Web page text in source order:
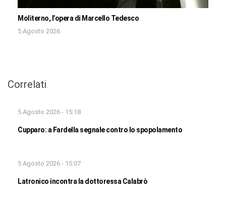
Moliterno, l’opera di Marcello Tedesco
5 Agosto 2026
Correlati
5 Agosto 2026 - 15:18
Cupparo: a Fardella segnale contro lo spopolamento
5 Agosto 2026 - 15:07
Latronico incontra la dottoressa Calabrò